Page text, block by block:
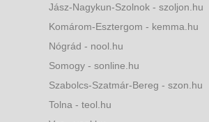
Jász-Nagykun-Szolnok - szoljon.hu
Komárom-Esztergom - kemma.hu
Nógrád - nool.hu
Somogy - sonline.hu
Szabolcs-Szatmár-Bereg - szon.hu
Tolna - teol.hu